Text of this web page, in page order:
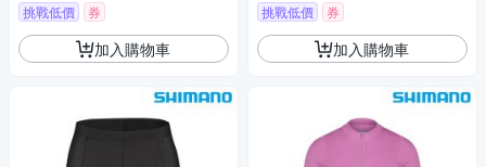
挑戰低價 券
加入購物車
挑戰低價 券
加入購物車